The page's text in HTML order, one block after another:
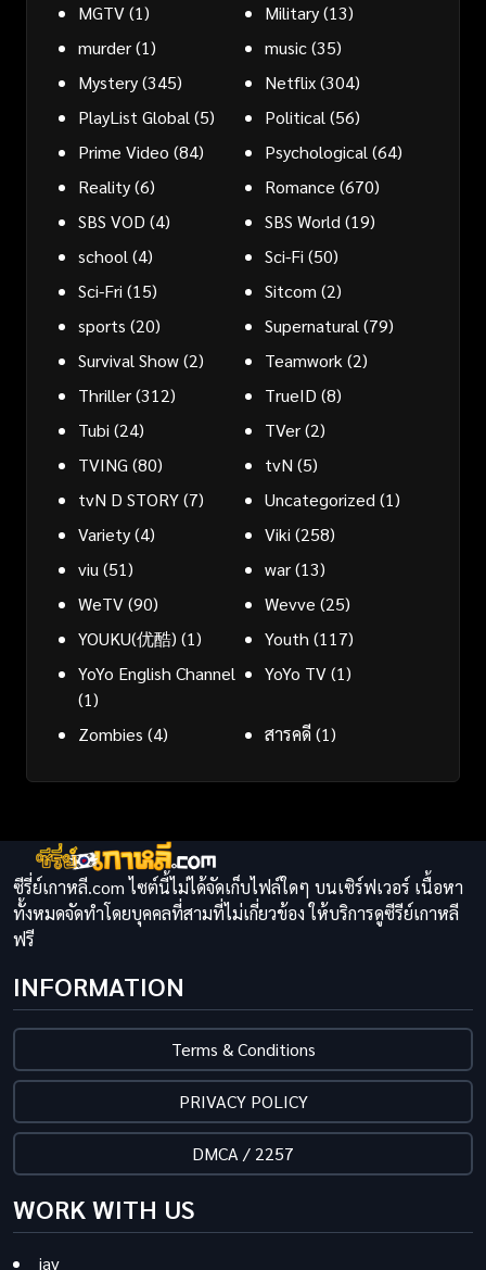
MGTV(1) Military(13)
murder(1) music(35)
Mystery(345) Netflix(304)
PlayList Global(5) Political(56)
Prime Video (84) Psychological(64)
Reality(6) Romance (670)
SBS VOD (4) SBS World(19)
school(4) Sci-Fi (50)
Sci-Fri (15) Sitcom (2)
sports (20) Supernatural(79)
Survival Show(2) Teamwork(2)
Thriller(312) TrueID (8)
Tubi (24) TVer(2)
TVING (80) tvN (5)
tvN D STORY(7) Uncategorized(1)
Variety(4) Viki (258)
viu(51) war(13)
WeTV(90) Wevve (25)
YOUKU(优酷) (1) Youth (117)
YoYo English Channel
(1)
YoYo TV(1)
Zombies (4) สารคดี(1)
ซีรี่ย์เกาหลี.com ไซต์นี้ไม่ได้จัดเก็บไฟล์ใดๆ บนเซิร์ฟเวอร์ เนื้อหา
ทั้งหมดจัดทำโดยบุคคลที่สามที่ไม่เกี่ยวข้อง ให้บริการดูซีรีย์เกาหลี
ฟรี
INFORMATION
Terms & Conditions
PRIVACY POLICY
DMCA / 2257
WORK WITH US
jav